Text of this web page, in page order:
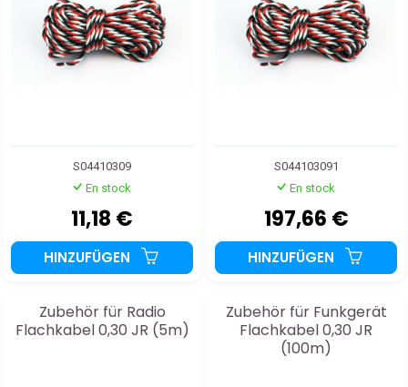
S04410309
En stock
11,18 €
HINZUFÜGEN
S044103091
En stock
197,66 €
HINZUFÜGEN
Zubehör für Radio
Flachkabel 0,30 JR (5m)
Zubehör für Funkgerät
Flachkabel 0,30 JR
(100m)